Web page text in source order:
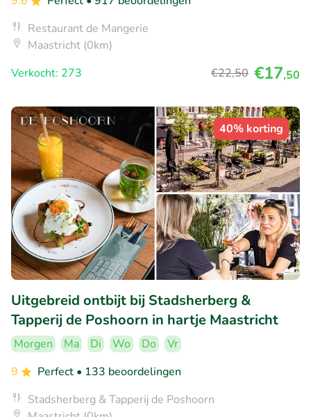
Restaurant de Mangerie
Maastricht (0km)
Verkocht: 273
€22,50 €17,50
40% korting
Uitgebreid ontbijt bij Stadsherberg &
Tapperij de Poshoorn in hartje Maastricht
Morgen Ma Di Wo Do
Vr
9
Perfect • 133 beoordelingen
Stadsherberg & Tapperij de Poshoorn